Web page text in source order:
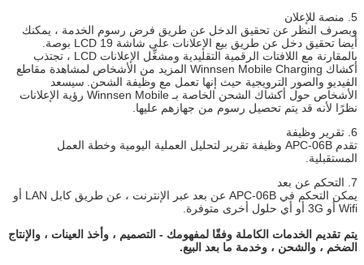
5. منصة للإعلان
وبصرف النظر عن تحقيق الدخل عن طريق فرض رسوم الخدمة ، يمكنك
أيضا تحقيق دخل عن طريق بيع الإعلانات على شاشة LCD 19 بوصة.
بالمقارنة مع اللافتات الرقمية التقليدية ومشغِّل الإعلانات LCD ، تجتذب
أكشاك Winnsen Mobile Charging المزيد من الأشخاص لمشاهدة مقاطع
الفيديو والصور الترويجية حيث إنها تعمل مع وظيفة الشحن. سيسعد
الأشخاص حول أكشاك الشحن الخاصة بـ Winnsen Mobile رؤية الإعلانات
نظرًا لأنه قد يتم تحصيل رسوم من جهازهم عليها.
6. تقرير وظيفة
تقدم APC-06B وظيفة تقرير لتحليل العملية اليومية وخطة العمل
المستقبلية.
7. التحكم عن بعد
يمكن التحكم في APC-06B عن بعد عبر الإنترنت ، عن طريق كابل LAN أو
Wifi أو 3G أو أي حلول أخرى متوفرة.
يتم تقديم الخدمات الكاملة وفقًا لمفهومك - التصميم ، وأخذ العينات ، والإنتاج
الضخم ، والشحن ، وخدمة ما بعد البيع.